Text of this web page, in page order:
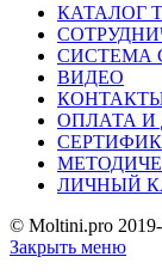
КАТАЛОГ
СИСТЕМА
ВИДЕО
ОПЛАТА И
ЛИЧНЫЙ
© Moltini.pro
Закрыть меню